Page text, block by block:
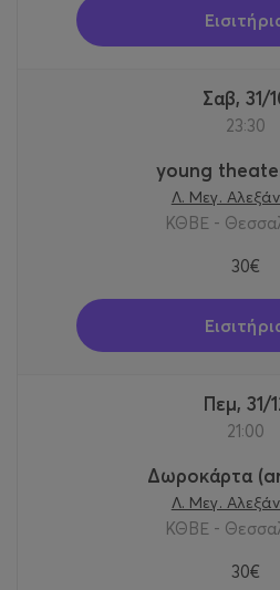
Σαβ, 31/
23:30
young
Λ. Μεγ.
ΚΘΒΕ -
30€
Πεμ, 31/
21:00
Δωροκάρτα
Λ. Μεγ.
ΚΘΒΕ -
30€